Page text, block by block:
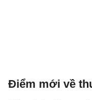
Điểm mới về